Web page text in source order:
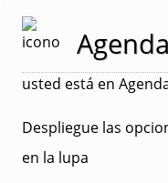
Agenda
usted está en
Despliegue las
en la lupa